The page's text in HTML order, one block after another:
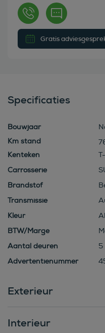
Gratis
Specificaties
Bouwjaar
Kenteken
Carrosserie
Brandstof
Transmissie
Kleur
BTW/Marge
Aantal deuren
5
Advertentienummer
Exterieur
Interieur